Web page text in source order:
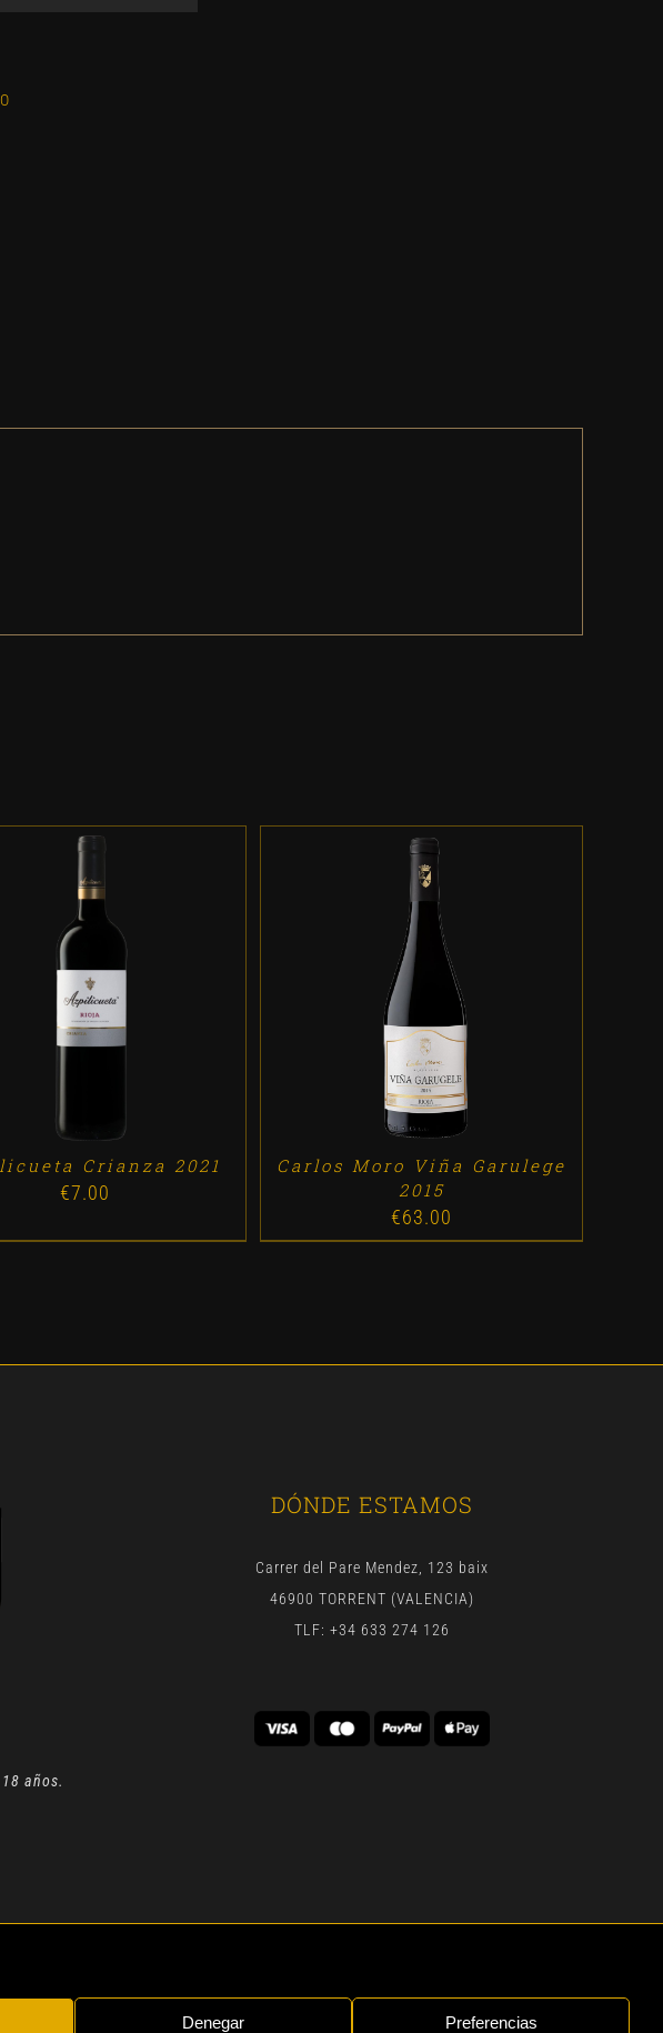
Denegar Preferencias
TO CART /
Crianza 2021
€7.00
ADD TO CART DETALLES
Carlos Moro Viña Garulege
2015
€63.00
años.
DÓNDE ESTAMOS
Carrer del Pare Mendez, 123 baix
46900 TORRENT (VALENCIA)
TLF: +34 633 274 126
RESERVADOS | BYGEN DIGITAL